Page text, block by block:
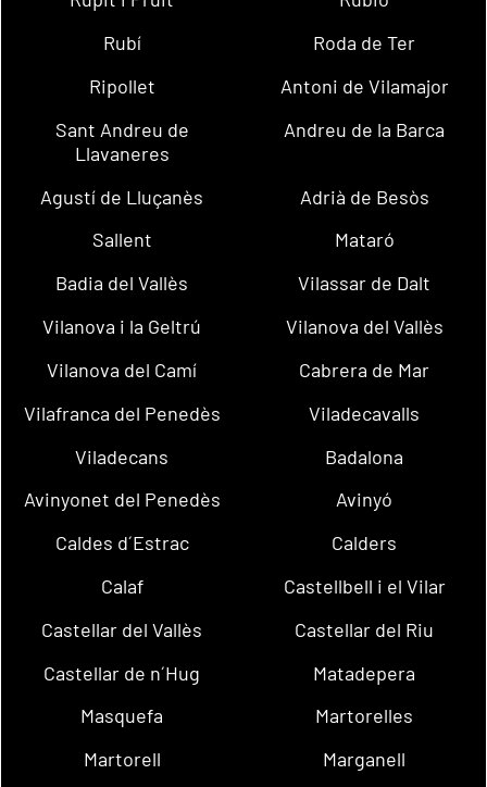
Rubí
Roda de Ter
Ripollet
Antoni de Vilamajor
Sant Andreu de
Llavaneres
Andreu de la Barca
Agustí de Lluçanès
Adrià de Besòs
Sallent
Mataró
Badia del Vallès
Vilassar de Dalt
Vilanova i la Geltrú
Vilanova del Vallès
Vilanova del Camí
Cabrera de Mar
Vilafranca del Penedès
Viladecavalls
Viladecans
Badalona
Avinyonet del Penedès
Avinyó
Caldes d´Estrac
Calders
Calaf
Castellbell i el Vilar
Castellar del Vallès
Castellar del Riu
Castellar de n´Hug
Matadepera
Masquefa
Martorelles
Martorell
Marganell